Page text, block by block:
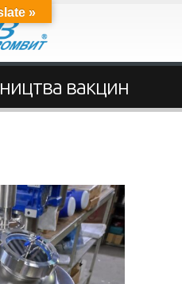
вакцин
»